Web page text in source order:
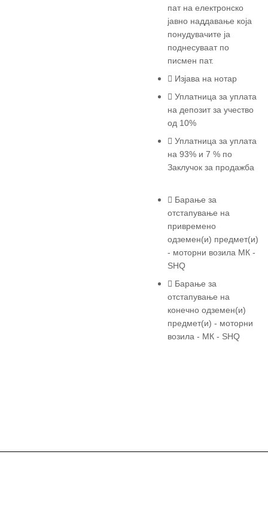
пат на електронско
јавно наддавање која
понудувачите ја
поднесуваат по
писмен пат.
Изјава на нотар
Уплатница за уплата
на депозит за учество
од 10%
Уплатница за уплата
на 93% и 7 % по
Заклучок за продажба
Барање за
отстапување на
привремено
одземен(и) предмет(и)
- моторни возила МК -
SHQ
Барање за
отстапување на
конечно одземен(и)
предмет(и) - моторни
возила - МК - SHQ